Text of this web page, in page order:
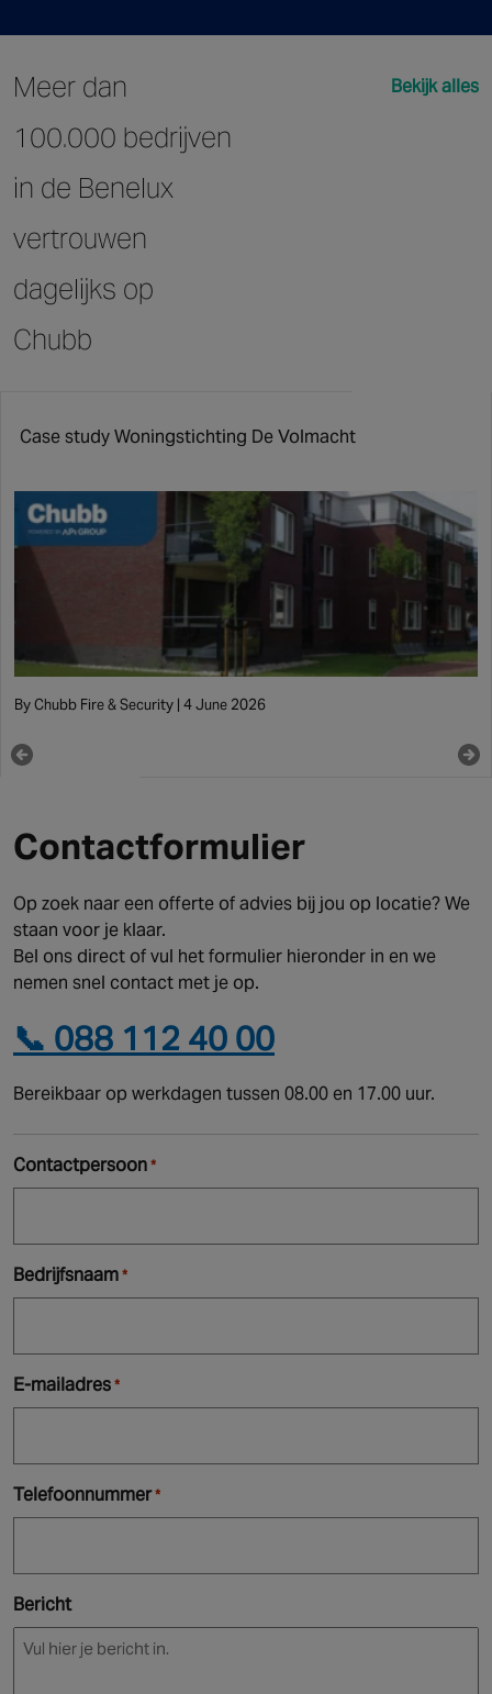
Meer dan
100.000 bedrijven
in de Benelux
vertrouwen
dagelijks op
Chubb
Bekijk alles
Case study Woningstichting De Volmacht
By Chubb Fire & Security | 4 June 2026
Contactformulier
Op zoek naar een offerte of advies bij jou op locatie? We
staan voor je klaar.
Bel ons direct of vul het formulier hieronder in en we
nemen snel contact met je op.
📞 088 112 40 00
Bereikbaar op werkdagen tussen 08.00 en 17.00 uur.
Contactpersoon*
Bedrijfsnaam*
E-mailadres*
Telefoonnummer*
Bericht